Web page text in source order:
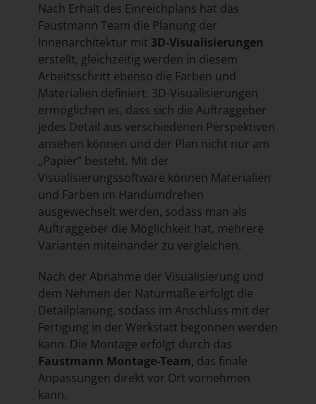
Nach Erhalt des Einreichplans hat das
Faustmann Team die Planung der
Innenarchitektur mit 3D-Visualisierungen
erstellt, gleichzeitig werden in diesem
Arbeitsschritt ebenso die Farben und
Materialien definiert. 3D-Visualisierungen
ermöglichen es, dass sich die Auftraggeber
jedes Detail aus verschiedenen Perspektiven
ansehen können und der Plan nicht nur am
„Papier“ besteht. Mit der
Visualisierungssoftware können Materialien
und Farben im Handumdrehen
ausgewechselt werden, sodass man als
Auftraggeber die Möglichkeit hat, mehrere
Varianten miteinander zu vergleichen.
Nach der Abnahme der Visualisierung und
dem Nehmen der Naturmaße erfolgt die
Detailplanung, sodass im Anschluss mit der
Fertigung in der Werkstatt begonnen werden
kann. Die Montage erfolgt durch das
Faustmann Montage-Team, das finale
Anpassungen direkt vor Ort vornehmen
kann.